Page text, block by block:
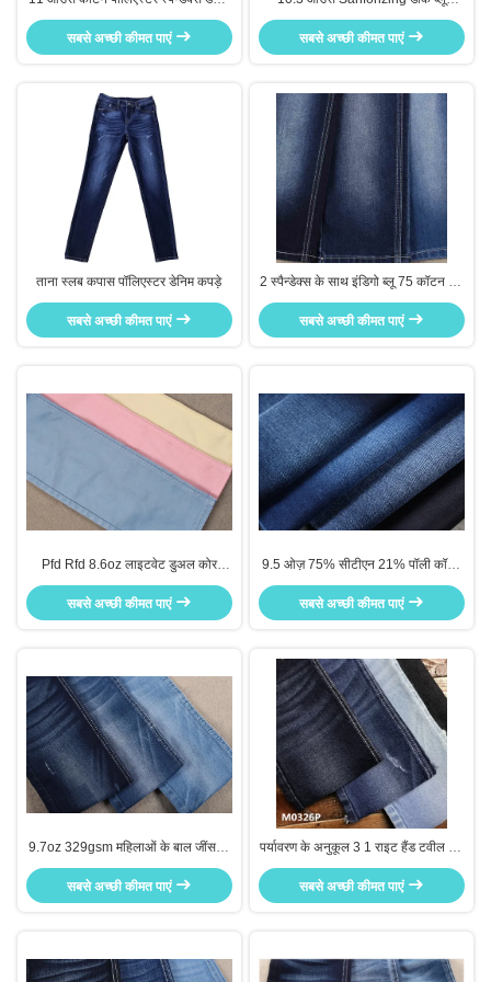
फैब्रिक
सबसे अच्छी कीमत पाएं
स्पैन्डेक्स कॉटन पॉलिएस्टर डेनिम फैब्रिक
सबसे अच्छी कीमत पाएं
ताना स्लब कपास पॉलिएस्टर डेनिम कपड़े
सबसे अच्छी कीमत पाएं
2 स्पैन्डेक्स के साथ इंडिगो ब्लू 75 कॉटन 23
पॉली कॉटन पॉलिएस्टर डेनिम फैब्रिक
सबसे अच्छी कीमत पाएं
Pfd Rfd 8.6oz लाइटवेट डुअल कोर
कॉटन पॉलिएस्टर स्पैन्डेक्स डेनिम फैब्रिक
सबसे अच्छी कीमत पाएं
9.5 ओज़ 75% सीटीएन 21% पॉली कॉटन
स्पैन्डेक्स डेनिम फैब्रिक जींस स्ट्रेच मटेरियल
सबसे अच्छी कीमत पाएं
9.7oz 329gsm महिलाओं के बाल जींस के
लिए कपास पॉलिएस्टर स्पैन्डेक्स डेनिम कपड़े
सबसे अच्छी कीमत पाएं
पर्यावरण के अनुकूल 3 1 राइट हैंड टवील 10
ओजी 98 कॉटन 2 लाइक्रा डेनिम फैब्रिक
सबसे अच्छी कीमत पाएं